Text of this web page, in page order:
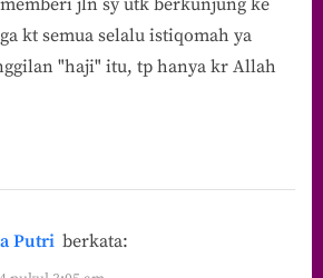
kt semua selalu istiqomah ya
"haji" itu, tp hanya kr Allah
Putri berkata: